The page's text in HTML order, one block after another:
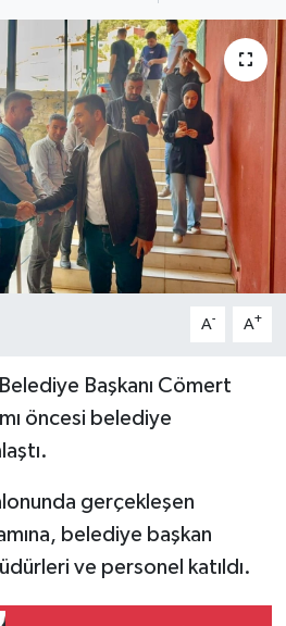
A- A+
Başkanı Cömert
öncesi belediye
gerçekleşen
belediye başkan
ve personel katıldı.